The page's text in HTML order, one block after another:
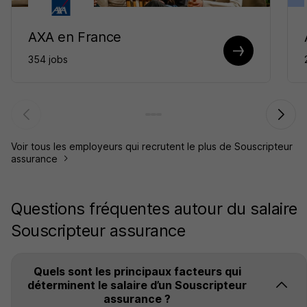
AXA en France
354 jobs
Voir tous les employeurs qui recrutent le plus de Souscripteur
assurance
Questions fréquentes autour du salaire
Souscripteur assurance
Quels sont les principaux facteurs qui
déterminent le salaire d’un Souscripteur
assurance ?